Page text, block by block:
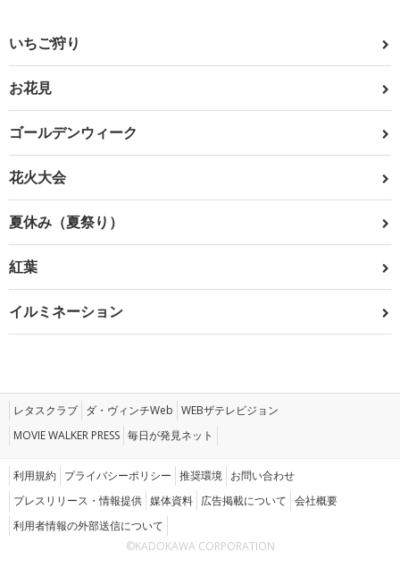
いちご狩り
お花見
ゴールデンウィーク
花火大会
夏休み（夏祭り）
紅葉
イルミネーション
レタスクラブ ダ・ヴィンチWeb WEBザテレビジョン
MOVIE WALKER PRESS 毎日が発見ネット
利用規約 プライバシーポリシー 推奨環境 お問い合わせ
プレスリリース・情報提供 媒体資料 広告掲載について 会社概要
利用者情報の外部送信について
©KADOKAWA CORPORATION